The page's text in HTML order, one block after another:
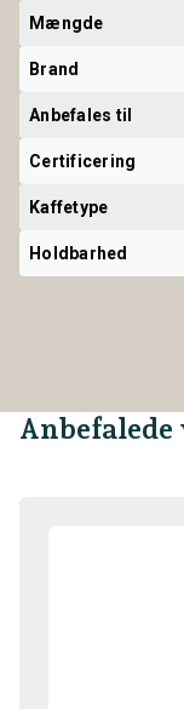
Mængde
Brand
Anbefales til
Certificering
Kaffetype
Holdbarhed